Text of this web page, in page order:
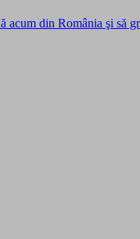
acum din România şi să